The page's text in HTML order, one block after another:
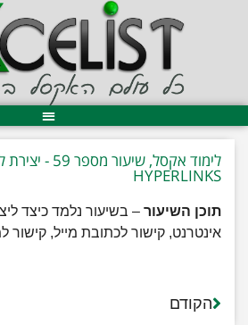
לימוד אקסל,
HYPERLINKS
תוכן השיעור – בשיעור נלמד כיצד
אינטרנט, קישור לכתובת מייל,
הקודם